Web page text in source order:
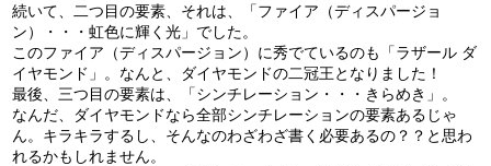
続いて、二つ目の要素、それは、「ファイア（ディスパージョ
ン）・・・虹色に輝く光」でした。
このファイア（ディスパージョン）に秀でているのも「ラザール ダ
イヤモンド」。なんと、ダイヤモンドの二冠王となりました！
最後、三つ目の要素は、「シンチレーション・・・きらめき」。
なんだ、ダイヤモンドなら全部シンチレーションの要素あるじゃ
ん。キラキラするし、そんなのわざわざ書く必要あるの？？と思わ
れるかもしれません。